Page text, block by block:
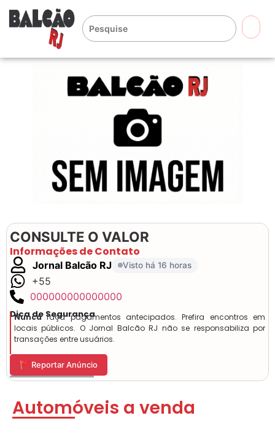
CONSULTE O VALOR
Informações de Contato
Jornal Balcão RJ Visto há 16 horas
+55
000000000000000
Dica de Segurança
Nuncafaça pagamentos antecipados. Prefira encontros em
locais públicos. O Jornal Balcão RJ não se responsabiliza por
transações entre usuários.
🚩 Reportar Anúncio
Automóveis a venda